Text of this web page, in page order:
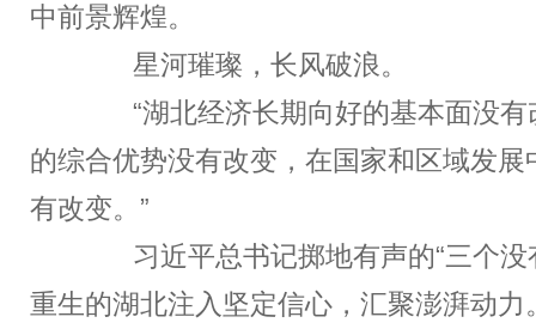
中前景辉煌。
星河璀璨，长风破浪。
“湖北经济长期向好的基本面没有
的综合优势没有改变，在国家和区域发展
有改变。”
习近平总书记掷地有声的“三个没
重生的湖北注入坚定信心，汇聚澎湃动力